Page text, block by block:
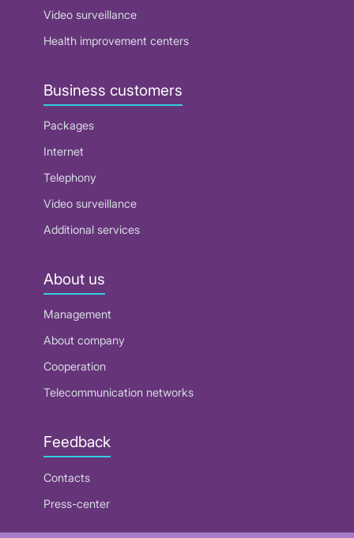
Video surveillance
Health improvement centers
Business customers
Packages
Internet
Telephony
Video surveillance
Additional services
About us
Management
About company
Cooperation
Telecommunication networks
Feedback
Contacts
Press-center